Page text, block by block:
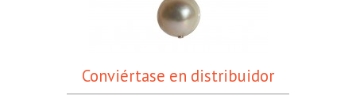
Conviértase en distribuidor